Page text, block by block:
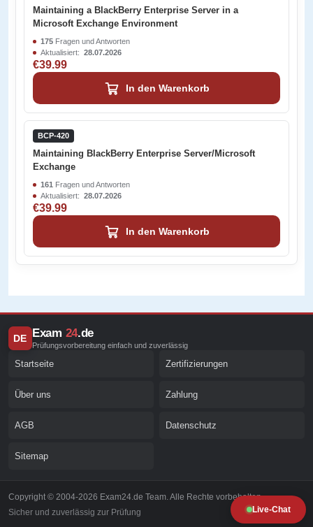
Live-Chat
Maintaining a BlackBerry Enterprise Server in a
Microsoft Exchange Environment
175 Fragen und Antworten
Aktualisiert: 28.07.2026
€39.99
In den Warenkorb
BCP-420
Maintaining BlackBerry Enterprise Server/Microsoft
Exchange
161 Fragen und Antworten
Aktualisiert: 28.07.2026
€39.99
In den Warenkorb
DE Exam 24.de
Prüfungsvorbereitung einfach und zuverlässig
Startseite Zertifizierungen
Über uns Zahlung
AGB Datenschutz
Sitemap
Copyright © 2004-2026 Exam24.de Team. Alle Rechte vorbehalten.
Sicher und zuverlässig zur Prüfung